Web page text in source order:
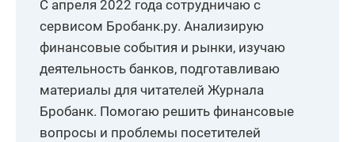
С апреля 2022 года сотрудничаю с
сервисом Бробанк.ру. Анализирую
финансовые события и рынки, изучаю
деятельность банков, подготавливаю
материалы для читателей Журнала
Бробанк. Помогаю решить финансовые
вопросы и проблемы посетителей